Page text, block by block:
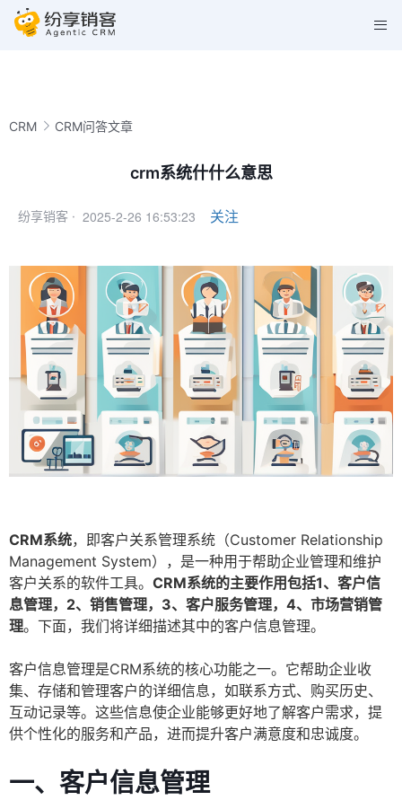
CRM CRM问答文章
crm系统什什么意思
纷享销客 · 2025-2-26 16:53:23 关注
CRM系统，即客户关系管理系统（Customer Relationship
Management System），是一种用于帮助企业管理和维护
客户关系的软件工具。 CRM系统的主要作用包括1、客户信
息管理，2、销售管理，3、客户服务管理，4、市场营销管
理。下面，我们将详细描述其中的客户信息管理。
客户信息管理是CRM系统的核心功能之一。它帮助企业收
集、存储和管理客户的详细信息，如联系方式、购买历史、
互动记录等。这些信息使企业能够更好地了解客户需求，提
供个性化的服务和产品，进而提升客户满意度和忠诚度。
一、客户信息管理